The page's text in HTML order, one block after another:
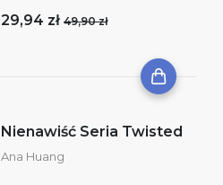
29,94 zł 49,90 zł
Nienawiść Seria Twisted
Ana Huang